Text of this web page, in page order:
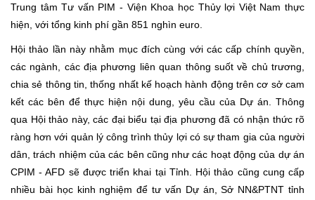
Trung tâm Tư vấn PIM - Viện Khoa học Thủy lợi Việt Nam thực
hiện, với tổng kinh phí gần 851 nghìn euro.
Hội thảo lần này nhằm mục đích cùng với các cấp chính quyền,
các ngành, các địa phương liên quan thông suốt về chủ trương,
chia sẻ thông tin, thống nhất kế hoạch hành động trên cơ sở cam
kết các bên để thực hiện nội dung, yêu cầu của Dự án. Thông
qua Hội thảo này, các đại biểu tại địa phương đã có nhận thức rõ
ràng hơn với quản lý công trình thủy lợi có sự tham gia của người
dân, trách nhiệm của các bên cũng như các hoạt động của dự án
CPIM - AFD sẽ được triển khai tại Tỉnh. Hội thảo cũng cung cấp
nhiều bài học kinh nghiệm để tư vấn Dự án, Sở NN&PTNT tỉnh